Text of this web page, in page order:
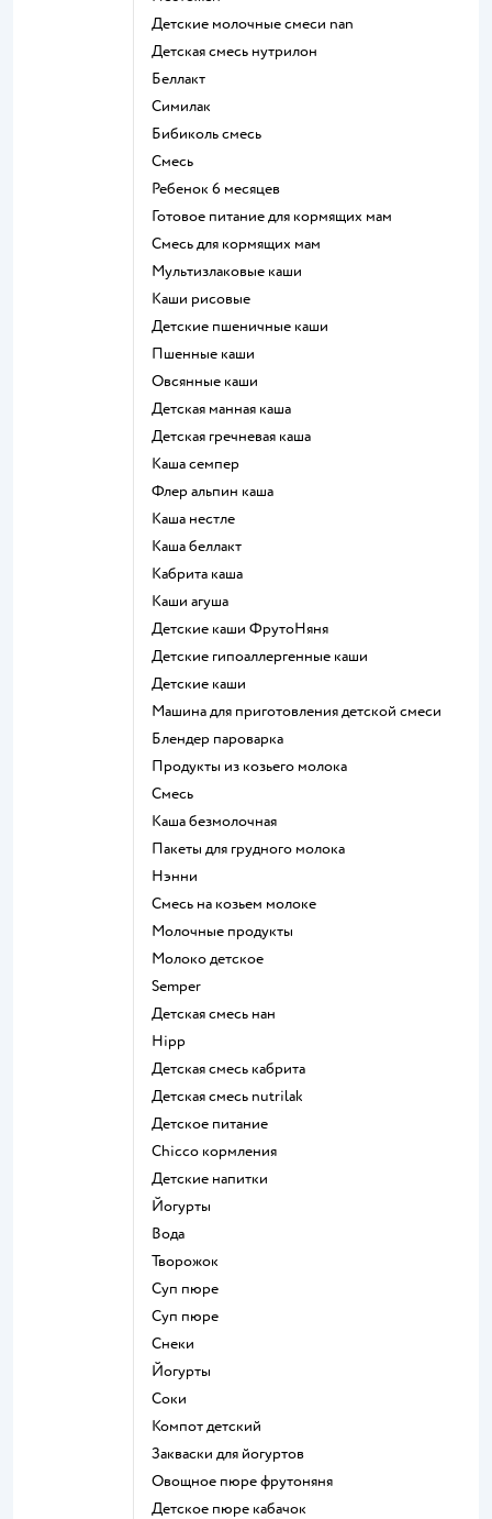
Детские молочные смеси nan
детская смесь нутрилон
беллакт
симилак
бибиколь смесь
смесь
ребенок 6 месяцев
готовое питание для кормящих мам
смесь для кормящих мам
Мультизлаковые каши
Каши рисовые
Детские пшеничные каши
Пшенные каши
овсянные каши
детская манная каша
детская гречневая каша
каша семпер
флер альпин каша
каша нестле
каша беллакт
кабрита каша
каши агуша
Детские каши ФрутоНяня
Детские гипоаллергенные каши
детские каши
машина для приготовления детской смеси
блендер пароварка
продукты из козьего молока
смесь
каша безмолочная
пакеты для грудного молока
нэнни
смесь на козьем молоке
молочные продукты
молоко детское
semper
детская смесь нан
hipp
детская смесь кабрита
детская смесь nutrilak
детское питание
chicco кормления
детские напитки
йогурты
Вода
творожок
суп пюре
суп пюре
Снеки
йогурты
Соки
компот детский
Закваски для йогуртов
овощное пюре фрутоняня
детское пюре кабачок